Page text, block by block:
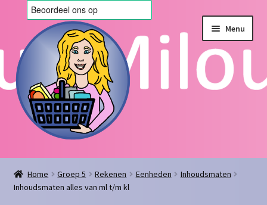
door
naar
navigatie
de
inhoud
Menu
Home
Afrekenen
Home Groep 5 Rekenen Eenheden
Inhoudsmaten
Inhoudsmaten alles van ml t/m kl